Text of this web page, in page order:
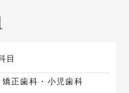
目
正歯科・小児歯科